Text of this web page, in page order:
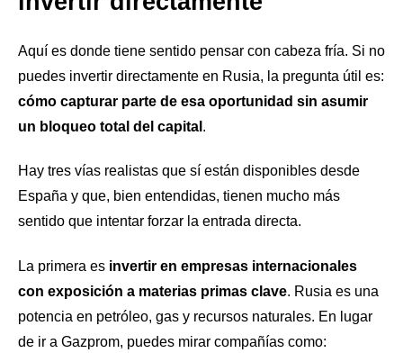
Aquí es donde tiene sentido pensar con cabeza fría. Si no
puedes invertir directamente en Rusia, la pregunta útil es:
cómo capturar parte de esa oportunidad sin asumir
un bloqueo total del capital .
Hay tres vías realistas que sí están disponibles desde
España y que, bien entendidas, tienen mucho más
sentido que intentar forzar la entrada directa.
La primera es invertir en empresas internacionales
con exposición a materias primas clave. Rusia es una
potencia en petróleo, gas y recursos naturales. En lugar
de ir a Gazprom, puedes mirar compañías como: